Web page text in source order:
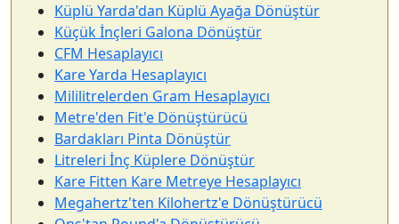
Küplü Yarda'dan Küplü Ayağa Dönüştür
Küçük İnçleri Galona Dönüştür
CFM Hesaplayıcı
Kare Yarda Hesaplayıcı
Mililitrelerden Gram Hesaplayıcı
Metre'den Fit'e Dönüştürücü
Bardakları Pinta Dönüştür
Litreleri İnç Küplere Dönüştür
Kare Fitten Kare Metreye Hesaplayıcı
Megahertz'ten Kilohertz'e Dönüştürücü